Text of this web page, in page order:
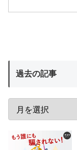
過去の記事